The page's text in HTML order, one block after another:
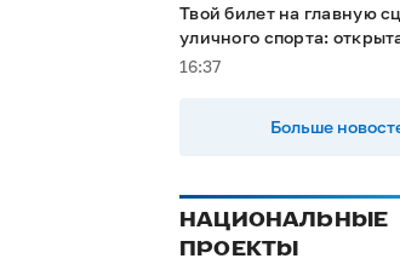
Твой билет на главную
уличного спорта:
квалификация «КАРДО»
16:37
Больше
НАЦИОНАЛЬНЫЕ
ПРОЕКТЫ